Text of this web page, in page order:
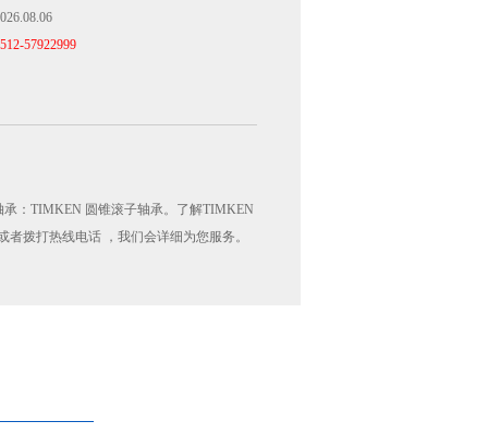
57922999
：TIMKEN 圆锥滚子轴承。了解TIMKEN
拨打热线电话 ，我们会详细为您服务。